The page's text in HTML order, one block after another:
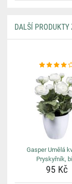
DALŠÍ
Gasper Umělá
Pryskyřník,
95 Kč